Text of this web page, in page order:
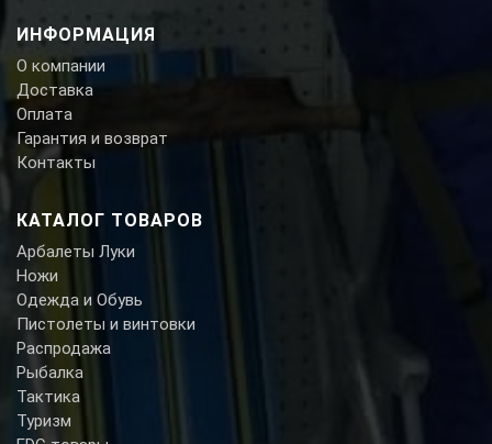
ИНФОРМАЦИЯ
О компании
Доставка
Оплата
Гарантия и возврат
Контакты
КАТАЛОГ ТОВАРОВ
Арбалеты Луки
Ножи
Одежда и Обувь
Пистолеты и винтовки
Распродажа
Рыбалка
Тактика
Туризм